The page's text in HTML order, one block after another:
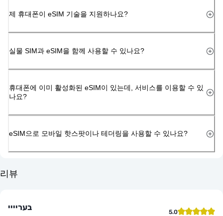
제 휴대폰이 eSIM 기술을 지원하나요?
실물 SIM과 eSIM을 함께 사용할 수 있나요?
휴대폰에 이미 활성화된 eSIM이 있는데, 서비스를 이용할 수 있
나요?
eSIM으로 모바일 핫스팟이나 테더링을 사용할 수 있나요?
리뷰
בעריייי 5.0